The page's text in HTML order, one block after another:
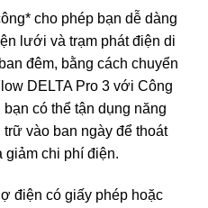
cho phép bạn dễ dàng
lưới và trạm phát điện di
đêm, bằng cách chuyển
DELTA Pro 3 với Công
có thể tận dụng năng
vào ban ngày để thoát
chi phí điện.
điện có giấy phép hoặc